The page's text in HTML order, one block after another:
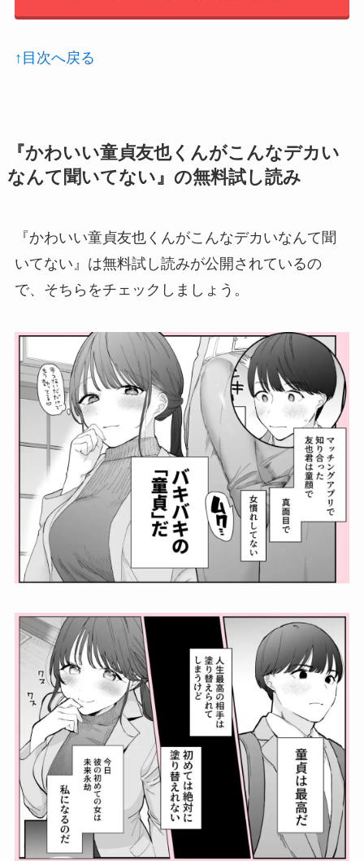
↑目次へ戻る
『かわいい童貞友也くんがこんなデカい
なんて聞いてない』の無料試し読み
『かわいい童貞友也くんがこんなデカいなんて聞
いてない』は無料試し読みが公開されているの
で、そちらをチェックしましょう。